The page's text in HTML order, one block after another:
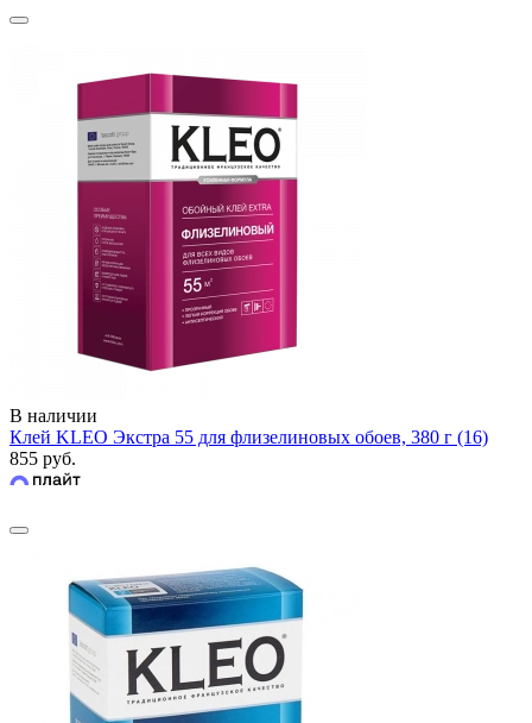
В наличии
Клей KLEO Экстра 55 для флизелиновых обоев, 380 г (16)
855 руб.